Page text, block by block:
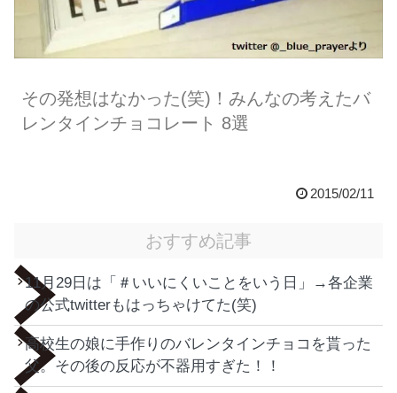
その発想はなかった(笑)！みんなの考えたバ
レンタインチョコレート 8選
2015/02/11
おすすめ記事
11月29日は「＃いいにくいことをいう日」→各企業
の公式twitterもはっちゃけてた(笑)
高校生の娘に手作りのバレンタインチョコを貰った
父。その後の反応が不器用すぎた！！